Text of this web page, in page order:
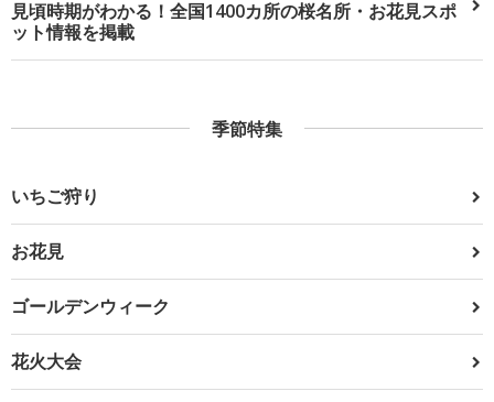
見頃時期がわかる！全国1400カ所の桜名所・お花見スポ
ット情報を掲載
季節特集
いちご狩り
お花見
ゴールデンウィーク
花火大会